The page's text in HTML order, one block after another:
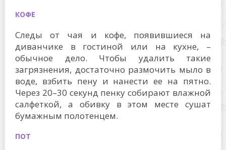
КОФЕ
Следы от чая и кофе, появившиеся на
диванчике в гостиной или на кухне, –
обычное дело. Чтобы удалить такие
загрязнения, достаточно размочить мыло в
воде, взбить пену и нанести ее на пятно.
Через 20–30 секунд пенку собирают влажной
салфеткой, а обивку в этом месте сушат
бумажным полотенцем.
ПОТ